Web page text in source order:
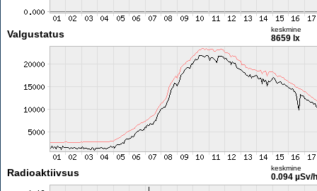
Valgustatus keskmine
8659 lx
Radioaktiivsus keskmine
0.094 µSv/h